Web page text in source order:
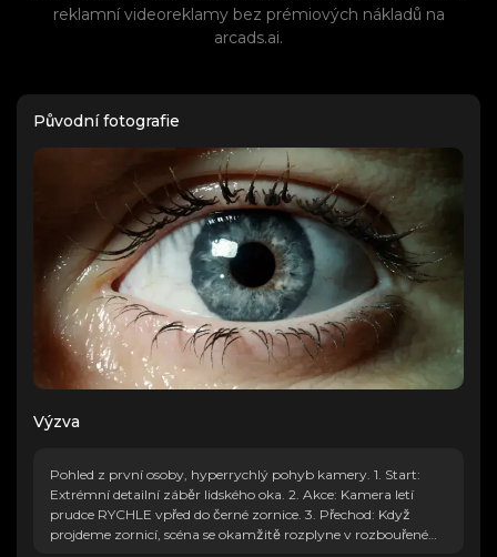
reklamní videoreklamy bez prémiových nákladů na
arcads.ai.
Původní fotografie
Výzva
Pohled z první osoby, hyperrychlý pohyb kamery. 1. Start:
Extrémní detailní záběr lidského oka. 2. Akce: Kamera letí
prudce RYCHLE vpřed do černé zornice. 3. Přechod: Když
projdeme zornicí, scéna se okamžitě rozplyne v rozbouřeném